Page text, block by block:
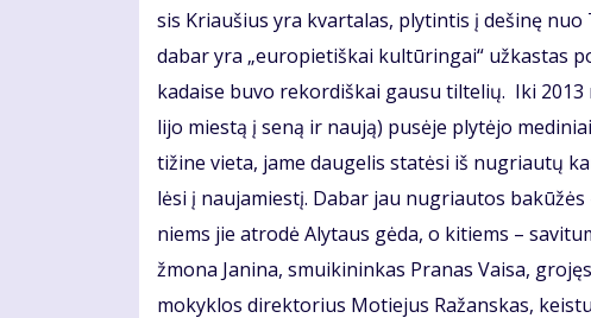
sis Kriau­šius yra kvar­ta­las, ply­tin­tis į de­ši­nę
da­bar yra „eu­ro­pie­tiš­kai kul­tū­rin­gai“ už­kas­tas
kadaise buvo rekordiškai gausu tiltelių. Iki
li­jo mies­tą į se­ną ir nau­ją) pu­sė­je plytėjo
ti­ži­ne vieta, ja­me dau­ge­lis sta­tė­si iš nu­griau­tų
lė­si į nau­ja­mies­tį. Da­bar jau nu­griau­tos
niems jie at­ro­dė Aly­taus gė­da, o ki­tiems –
žmo­na Ja­ni­na, smui­ki­nin­kas Pra­nas Vai­sa,
mo­kyk­los di­rek­to­rius Mo­tie­jus Ra­žans­kas,